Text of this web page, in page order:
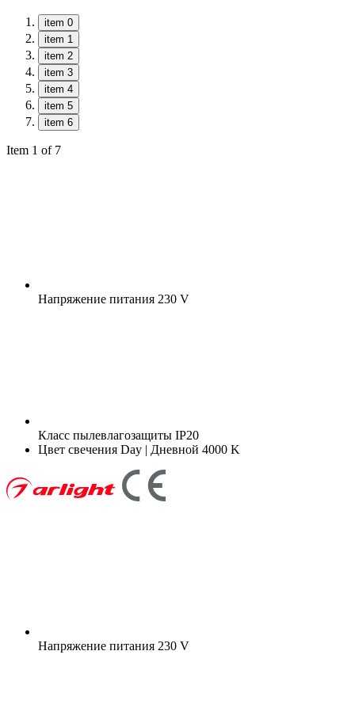
item 0
item 1
item 2
item 3
item 4
item 5
item 6
Item 1 of 7
Напряжение питания 230 V
Класс пылевлагозащиты IP20
Цвет свечения Day | Дневной 4000 K
Напряжение питания 230 V